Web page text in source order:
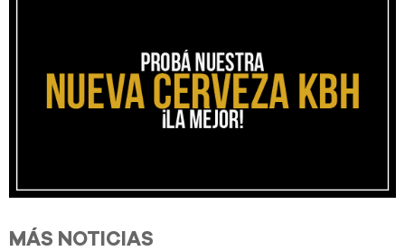
MÁS NOTICIAS